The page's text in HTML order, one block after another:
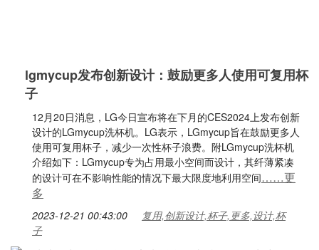
lgmycup发布创新设计：鼓励更多人使用可复用杯
子
12月20日消息，LG今日宣布将在下月的CES2024上发布创新
设计的LGmycup洗杯机。LG表示，LGmycup旨在鼓励更多人
使用可复用杯子，减少一次性杯子浪费。附LGmycup洗杯机
介绍如下：LGmycup专为占用最小空间而设计，其纤薄紧凑
的设计可在不影响性能的情况下最大限度地利用空间……更
多
2023-12-21 00:43:00
复用,创新设计,杯子,更多,设计,杯
子